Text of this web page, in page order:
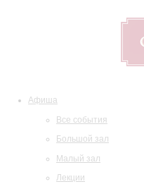
Афиша
Все события
Большой зал
Малый зал
Лекции